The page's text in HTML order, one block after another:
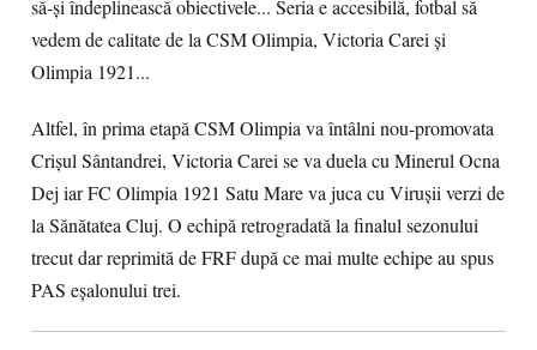
să-și îndeplinească obiectivele... Seria e accesibilă, fotbal să
vedem de calitate de la CSM Olimpia, Victoria Carei și
Olimpia 1921...
Altfel, în prima etapă CSM Olimpia va întâlni nou-promovata
Crișul Sântandrei, Victoria Carei se va duela cu Minerul Ocna
Dej iar FC Olimpia 1921 Satu Mare va juca cu Virușii verzi de
la Sănătatea Cluj. O echipă retrogradată la finalul sezonului
trecut dar reprimită de FRF după ce mai multe echipe au spus
PAS eșalonului trei.